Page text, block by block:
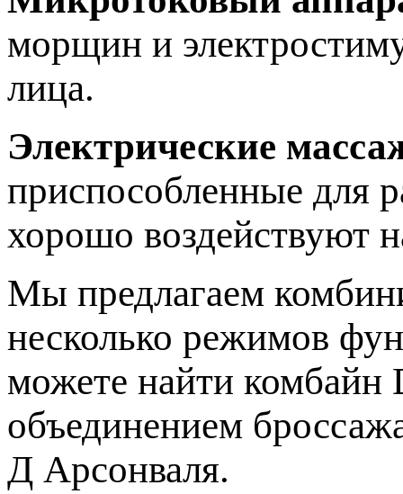
морщин и
лица.
Электрические
приспособленные для
хорошо воздействуют
Мы предлагаем
несколько режимов
можете найти комбайн
объединением
Д Арсонваля.